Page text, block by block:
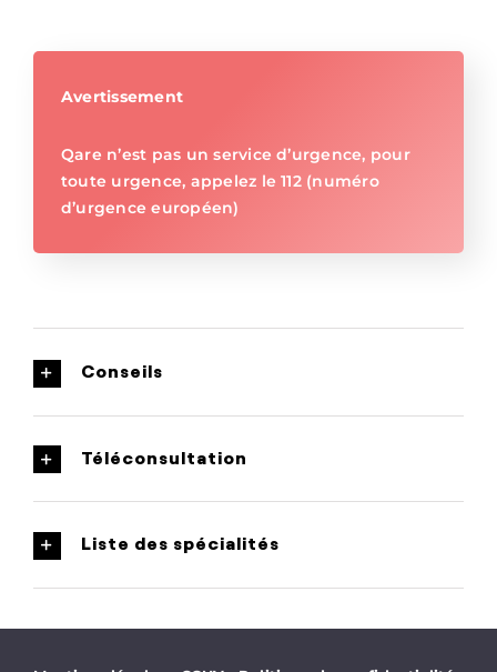
Avertissement
Qare n’est pas un service d’urgence, pour
toute urgence, appelez le 112 (numéro
d’urgence européen)
Conseils
Téléconsultation
Liste des spécialités